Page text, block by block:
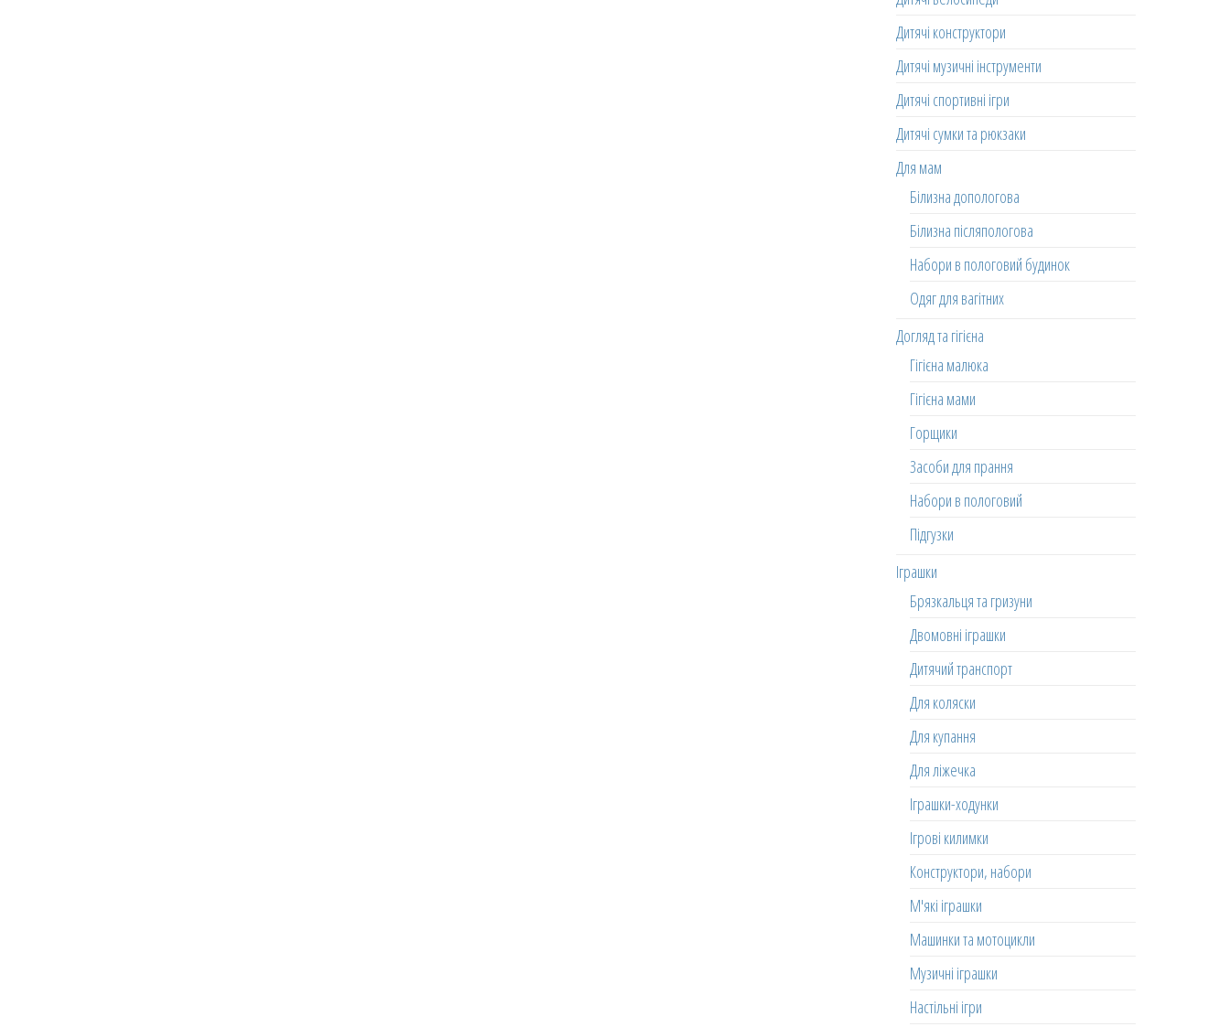
Дитячі конструктори
Дитячі музичні інструменти
Дитячі спортивні ігри
Дитячі сумки та рюкзаки
Для мам
Білизна допологова
Білизна післяпологова
Набори в пологовий будинок
Одяг для вагітних
Догляд та гігієна
Гігієна малюка
Гігієна мами
Горщики
Засоби для прання
Набори в пологовий
Підгузки
Іграшки
Брязкальця та гризуни
Двомовні іграшки
Дитячий транспорт
Для коляски
Для купання
Для ліжечка
Іграшки-ходунки
Ігрові килимки
Конструктори, набори
М'які іграшки
Машинки та мотоцикли
Музичні іграшки
Настільні ігри